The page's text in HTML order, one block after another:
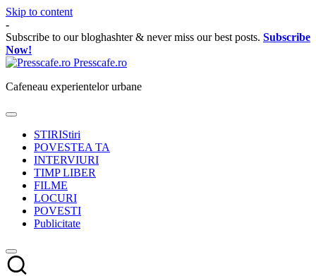
Skip to content
-
Subscribe to our bloghashter & never miss our best posts. Subscribe
Now!
Presscafe.ro
Cafeneau experientelor urbane
STIRIStiri
POVESTEA TA
INTERVIURI
TIMP LIBER
FILME
LOCURI
POVESTI
Publicitate